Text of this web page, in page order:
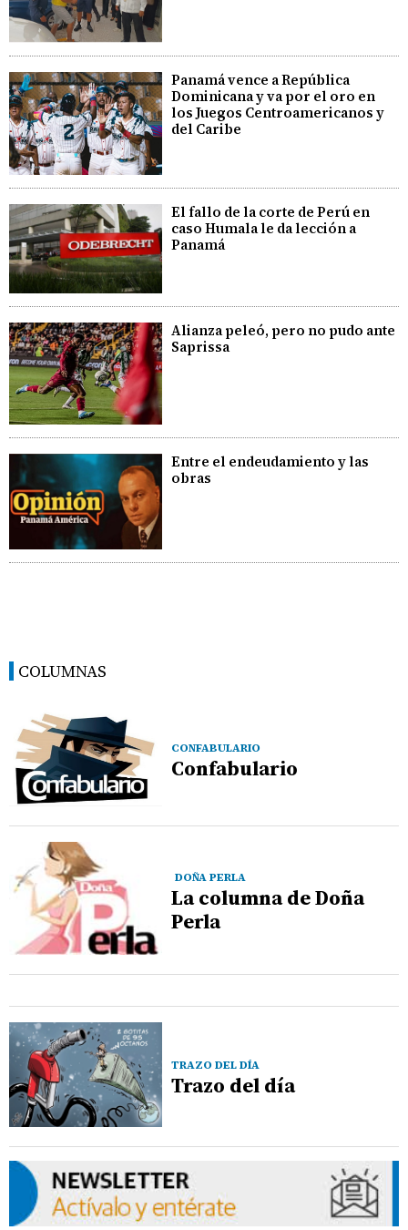
Panamá vence a República
Dominicana y va por el oro en
los Juegos Centroamericanos y
del Caribe
El fallo de la corte de Perú en
caso Humala le da lección a
Panamá
Alianza peleó, pero no pudo ante
Saprissa
Entre el endeudamiento y las
obras
COLUMNAS
CONFABULARIO
Confabulario
DOÑA PERLA
La columna de Doña
Perla
TRAZO DEL DÍA
Trazo del día